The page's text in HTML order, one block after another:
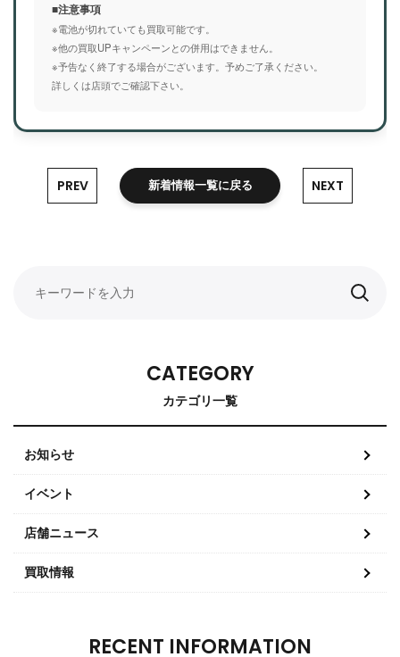
■注意事項
※電池が切れていても買取可能です。
※他の買取UPキャンペーンとの併用はできません。
※予告なく終了する場合がございます。予めご了承ください。
詳しくは店頭でご確認下さい。
PREV 新着情報一覧に戻る NEXT
CATEGORY
カテゴリ一覧
お知らせ
イベント
店舗ニュース
買取情報
RECENT INFORMATION